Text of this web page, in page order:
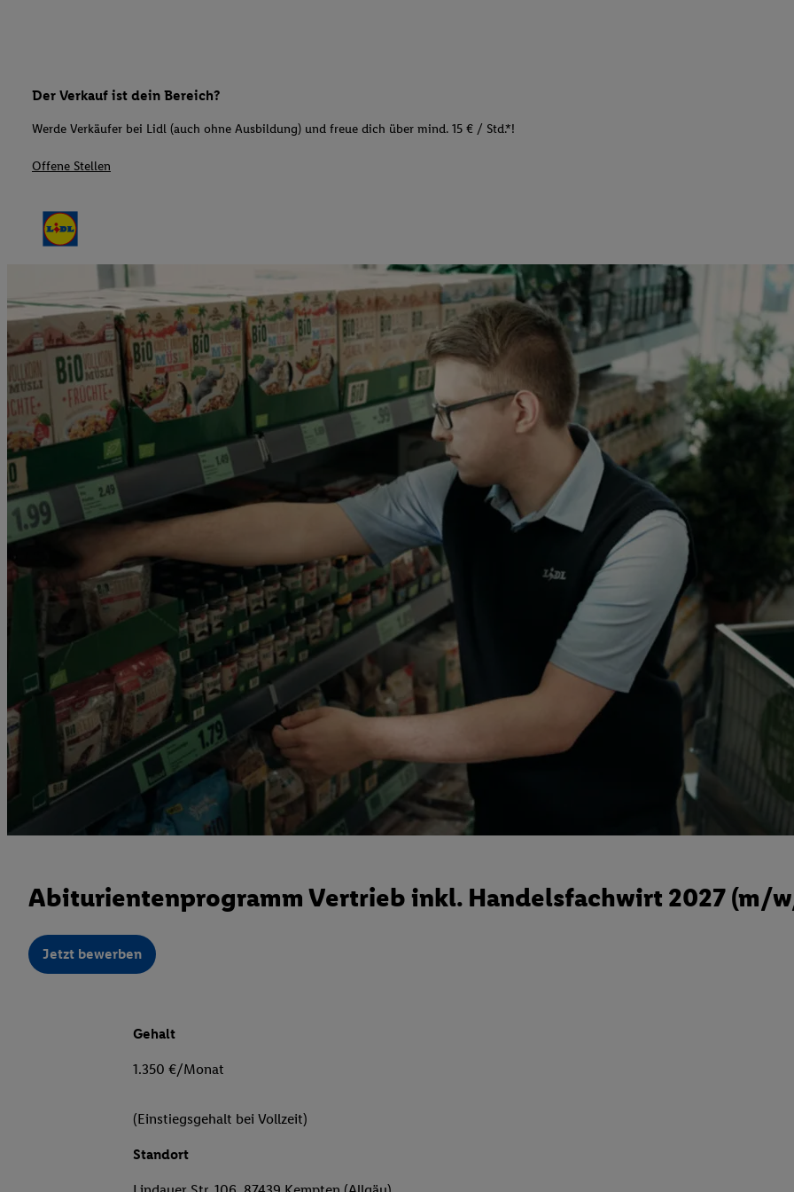
Der Verkauf ist dein Bereich?
Werde Verkäufer bei Lidl (auch ohne Ausbildung) und freue dich über mind. 15 € / Std.*!
Offene Stellen
Abiturientenprogramm Vertrieb inkl. Handelsfachwirt 2027 (m/
Jetzt bewerben
Gehalt
1.350 €/Monat
(Einstiegsgehalt bei Vollzeit)
Standort